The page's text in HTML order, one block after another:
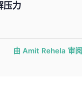
压力
由 Amit Rehela 审阅